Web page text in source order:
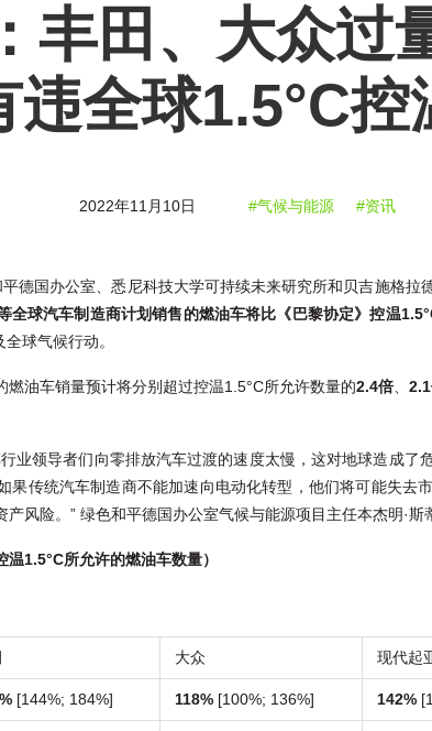
丰田、大众过
违全球1.5°C控
2022年11月10日 #气候与能源 #资讯
国办公室、悉尼科技大学可持续未来研究所和贝吉施格拉
全球汽车制造商计划销售的燃油车将比《巴黎协定》控温
球气候行动。
油车销量预计将分别超过控温1.5°C所允许数量的2.4倍、
业领导者们向零排放汽车过渡的速度太慢，这对地球造成了
果传统汽车制造商不能加速向电动化转型，他们将可能失去
风险。” 绿色和平德国办公室气候与能源项目主任本杰明·斯
1.5°C所允许的燃油车数量）
大众 现代起
[144%; 184%] 118% [100%; 136%] 142%